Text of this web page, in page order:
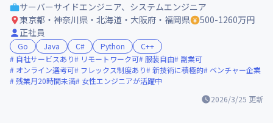
2026/3/25 更新
サーバーサイドエンジニア、システムエンジニア
東京都・神奈川県・北海道・大阪府・福岡県
500-1260万円
正社員
Go Java C# Python
C++
自社サービスあり
リモートワーク可 服装自由
副業可
オンライン選考可
フレックス制度あり 新技術に積極的
ベンチャー企業
残業月20時間未満
女性エンジニアが活躍中